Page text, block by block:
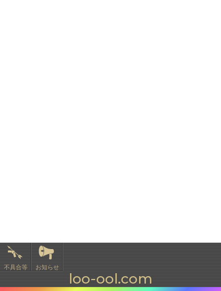
不具合等 お知らせ
loo-ool.com